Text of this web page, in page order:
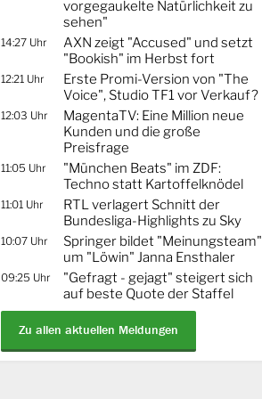
vorgegaukelte Natürlichkeit zu
sehen"
14:27 Uhr
AXN zeigt "Accused" und setzt
"Bookish" im Herbst fort
12:21 Uhr
Erste Promi-Version von "The
Voice", Studio TF1 vor Verkauf?
12:03 Uhr
MagentaTV: Eine Million neue
Kunden und die große
Preisfrage
11:05 Uhr
"München Beats" im ZDF:
Techno statt Kartoffelknödel
11:01 Uhr
RTL verlagert Schnitt der
Bundesliga-Highlights zu Sky
10:07 Uhr
Springer bildet "Meinungsteam"
um "Löwin" Janna Ensthaler
09:25 Uhr
"Gefragt - gejagt" steigert sich
auf beste Quote der Staffel
Zu allen aktuellen Meldungen